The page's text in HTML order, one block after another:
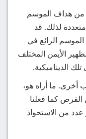
من هداف الموسم
لذلك. قد
الموسم الرائع في
الأيمن المختلف
الديناميكية.
أخرى. ما أراه هو،
كما فعلنا
من الاستحواذ